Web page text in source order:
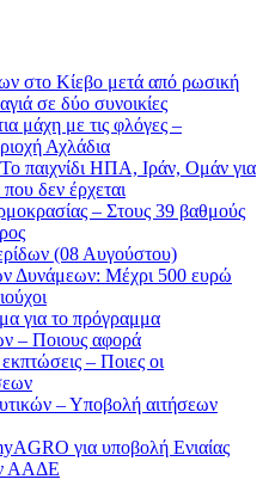
στο Κίεβο μετά από ρωσική
σε δύο συνοικίες
μάχη με τις φλόγες –
Αχλάδια
παιχνίδι ΗΠΑ, Ιράν, Ομάν για
δεν έρχεται
– Στους 39 βαθμούς
(08 Αυγούστου)
Δυνάμεων: Μέχρι 500 ευρώ
για το πρόγραμμα
– Ποιους αφορά
– Ποιες οι
– Υποβολή αιτήσεων
για υποβολή Ενιαίας
ΑΑΔΕ